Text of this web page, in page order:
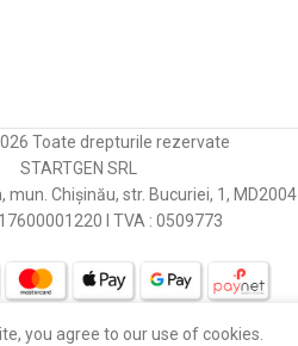
Toate drepturile rezervate
STARTGEN SRL
mun. Chișinău, str. Bucuriei, 1, MD2004
I TVA : 0509773
you agree to our use of cookies.